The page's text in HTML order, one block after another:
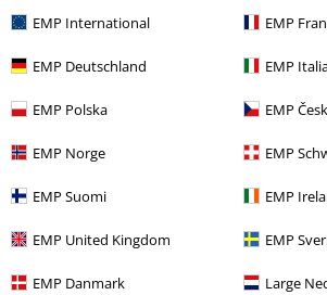
EMP International EMP
EMP Deutschland EMP
EMP Polska EMP
EMP Norge EMP
EMP Suomi EMP
EMP United Kingdom EMP
EMP Danmark Large
Získejte 20% slevový poukaz, když se přihlásíte
teď!